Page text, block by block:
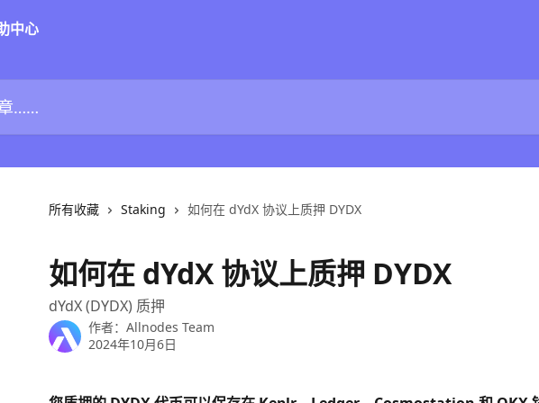
所有收藏 Staking 如何在 dYdX 协议上质押 DYDX
如何在 dYdX 协议上质押 DYDX
dYdX (DYDX) 质押
作者： Allnodes Team
2024年10月6日